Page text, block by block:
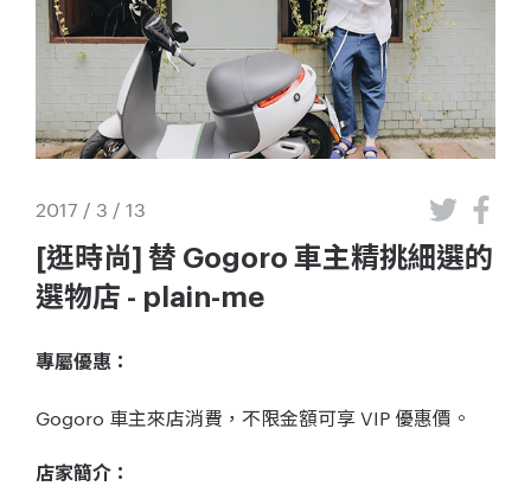
2017 / 3 / 13
[逛時尚] 替 Gogoro 車主精挑細選的
選物店 - plain-me
專屬優惠：
Gogoro 車主來店消費， 不限金額可享 VIP 優惠價。
店家簡介：